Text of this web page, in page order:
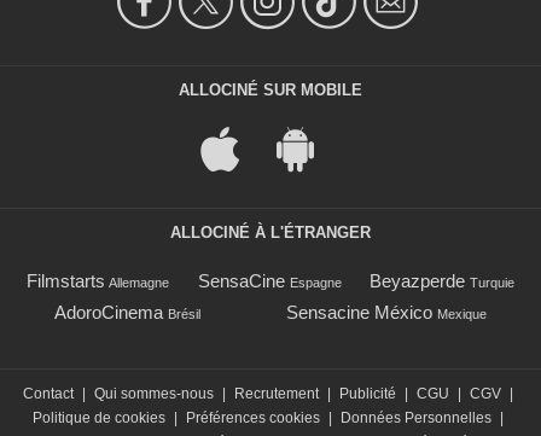
ALLOCINÉ SUR MOBILE
ALLOCINÉ À L'ÉTRANGER
Filmstarts Allemagne SensaCine Espagne Beyazperde Turquie
AdoroCinema Brésil Sensacine México Mexique
Contact Qui sommes-nous Recrutement Publicité CGU CGV
Politique de cookies
Préférences cookies Données Personnelles